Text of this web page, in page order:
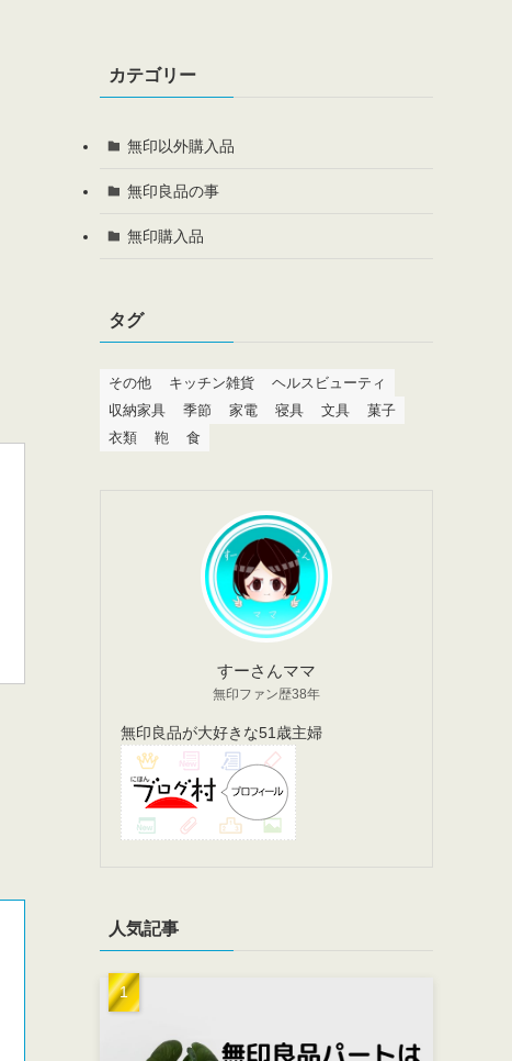
カテゴリー
無印以外購入品
無印良品の事
無印購入品
タグ
その他 キッチン雑貨
ヘルスビューティ
収納家具
季節 家電 寝具 文具
菓子
衣類
鞄 食
すーさんママ
無印ファン歴38年
無印良品が大好きな51歳主婦
人気記事